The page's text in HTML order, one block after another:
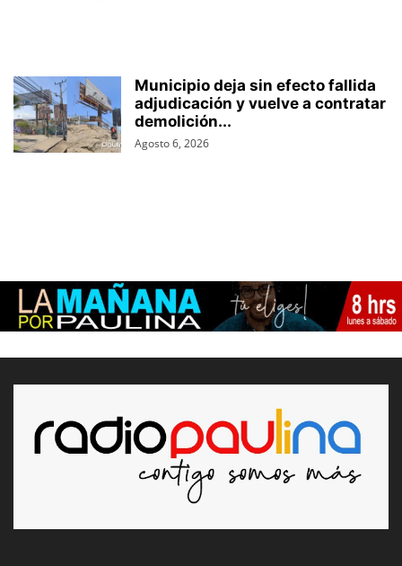
Municipio deja sin efecto fallida
adjudicación y vuelve a contratar
demolición...
Agosto 6, 2026